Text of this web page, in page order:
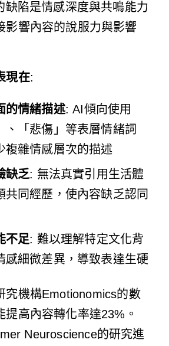
缺陷是情感深度與共鳴能力
影響內容的說服力與影響
現在:
的情緒描述: AI傾向使用
、「悲傷」等表層情緒詞
複雜情感層次的描述
缺乏: 無法真實引用生活體
共同經歷，使內容缺乏認同
不足: 難以理解特定文化背
感細微差異，導致表達生硬
究機構Emotionomics的數
提高內容轉化率達23%。
Neuroscience的研究進